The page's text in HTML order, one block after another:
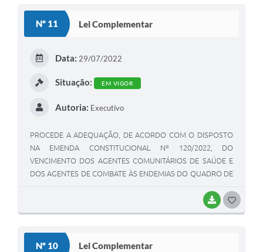
Nº 11 Lei Complementar
BAIXAR
Data: 29/07/2022
Situação: EM VIGOR
Autoria: Executivo
PROCEDE A ADEQUAÇÃO, DE ACORDO COM O DISPOSTO
NA EMENDA CONSTITUCIONAL Nº 120/2022, DO
VENCIMENTO DOS AGENTES COMUNITÁRIOS DE SAÚDE E
DOS AGENTES DE COMBATE ÀS ENDEMIAS DO QUADRO DE
Nº 10 Lei Complementar